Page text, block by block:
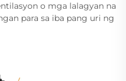
o mga lalagyan na
para sa iba pang uri ng